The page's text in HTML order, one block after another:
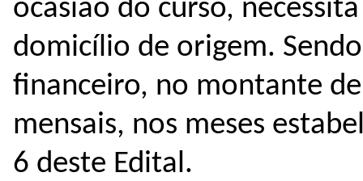
ocasião do curso,
domicílio de origem.
financeiro, no montante
mensais, nos meses
6 deste Edital.